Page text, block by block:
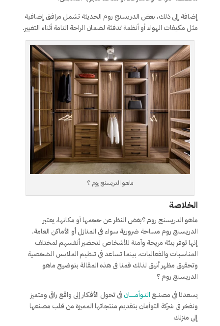
إضافة إلى ذلك، بعض الدريسنج روم الحديثة تشمل مرافق إضافية
مثل مكيفات الهواء أو أنظمة تدفئة لضمان الراحة التامة أثناء التغيير.
ماهو الدريسنج روم ؟
الخلاصة
ماهو الدريسنج روم ؟بغض النظر عن حجمها أو مكانها، يعتبر
الدريسنج روم مساحة ضرورية سواء في المنازل أو الأماكن العامة.
إنها توفر بيئة مريحة وآمنة للأشخاص لتحضير أنفسهم لمختلف
المناسبات والفعاليات، بينما تساعد في تنظيم الملابس الشخصية
وتحقيق مظهر أنيق لذلك قمنا فى هذه المقالة بتوضيح ماهو
الدريسنج روم ؟
يسعدنا في مصنــع التـوأمـــــانفى تحول الأفكار إلى واقع راقى ومتميز
ونفخر فى شركة التوأمان بتقديم منتجاتها المميزة من قلب مصنعها
إلى منزلك